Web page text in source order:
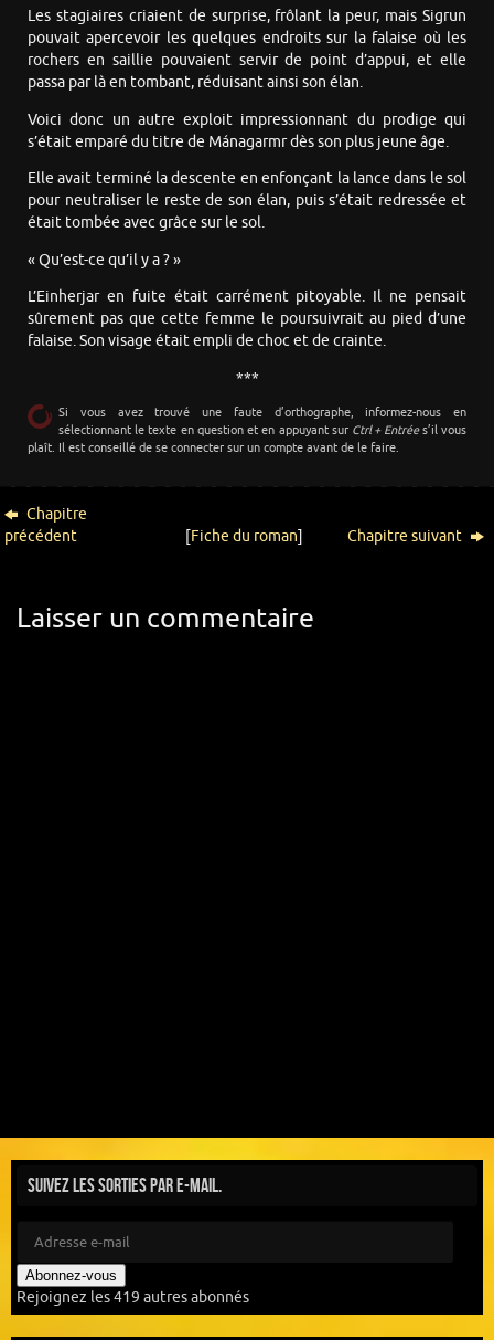
Les stagiaires criaient de surprise, frôlant la peur, mais Sigrun
pouvait apercevoir les quelques endroits sur la falaise où les
rochers en saillie pouvaient servir de point d’appui, et elle
passa par là en tombant, réduisant ainsi son élan.
Voici donc un autre exploit impressionnant du prodige qui
s’était emparé du titre de Mánagarmr dès son plus jeune âge.
Elle avait terminé la descente en enfonçant la lance dans le sol
pour neutraliser le reste de son élan, puis s’était redressée et
était tombée avec grâce sur le sol.
« Qu’est-ce qu’il y a ? »
L’Einherjar en fuite était carrément pitoyable. Il ne pensait
sûrement pas que cette femme le poursuivrait au pied d’une
falaise. Son visage était empli de choc et de crainte.
***
Si vous avez trouvé une faute d’orthographe, informez-nous en
sélectionnant le texte en question et en appuyant sur Ctrl + Entrées’il vous
plaît. Il est conseillé de se connecter sur un compte avant de le faire.
Chapitre
précédent
[Fiche du roman] Chapitre suivant
Laisser un commentaire
Suivez les sorties par e-mail.
Abonnez-vous
Rejoignez les 419 autres abonnés